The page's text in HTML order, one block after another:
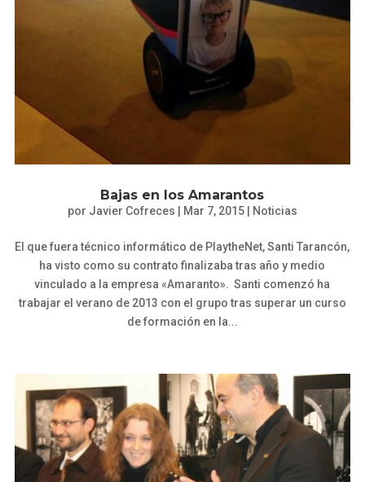
Bajas en los Amarantos
por Javier Cofreces Mar 7, 2015| Noticias
El que fuera técnico informático de PlaytheNet, Santi Tarancón,
ha visto como su contrato finalizaba tras año y medio
vinculado a la empresa «Amaranto». Santi comenzó ha
trabajar el verano de 2013 con el grupo tras superar un curso
de formación en la...